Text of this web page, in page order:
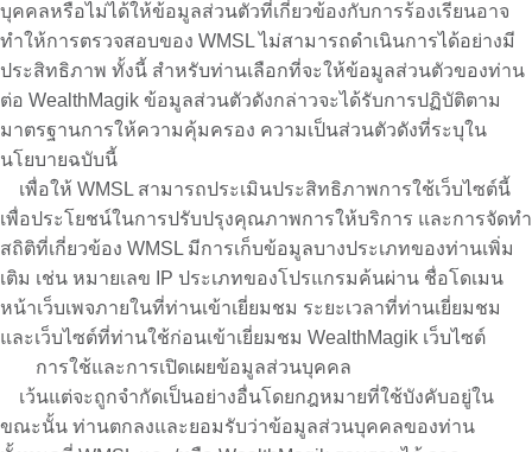
บุคคลหรือไม่ได้ให้ข้อมูลส่วนตัวที่เกี่ยวข้องกับการร้องเรียนอาจ
ทำให้การตรวจสอบของ WMSL ไม่สามารถดำเนินการได้อย่างมี
ประสิทธิภาพ ทั้งนี้ สำหรับท่านเลือกที่จะให้ข้อมูลส่วนตัวของท่าน
ต่อ WealthMagik ข้อมูลส่วนตัวดังกล่าวจะได้รับการปฏิบัติตาม
มาตรฐานการให้ความคุ้มครอง ความเป็นส่วนตัวดังที่ระบุใน
นโยบายฉบับนี้
เพื่อให้ WMSL สามารถประเมินประสิทธิภาพการใช้เว็บไซต์นี้
เพื่อประโยชน์ในการปรับปรุงคุณภาพการให้บริการ และการจัดทำ
สถิติที่เกี่ยวข้อง WMSL มีการเก็บข้อมูลบางประเภทของท่านเพิ่ม
เติม เช่น หมายเลข IP ประเภทของโปรแกรมค้นผ่าน ชื่อโดเมน
หน้าเว็บเพจภายในที่ท่านเข้าเยี่ยมชม ระยะเวลาที่ท่านเยี่ยมชม
และเว็บไซต์ที่ท่านใช้ก่อนเข้าเยี่ยมชม WealthMagik เว็บไซต์
การใช้และการเปิดเผยข้อมูลส่วนบุคคล
เว้นแต่จะถูกจำกัดเป็นอย่างอื่นโดยกฎหมายที่ใช้บังคับอยู่ใน
ขณะนั้น ท่านตกลงและยอมรับว่าข้อมูลส่วนบุคคลของท่าน